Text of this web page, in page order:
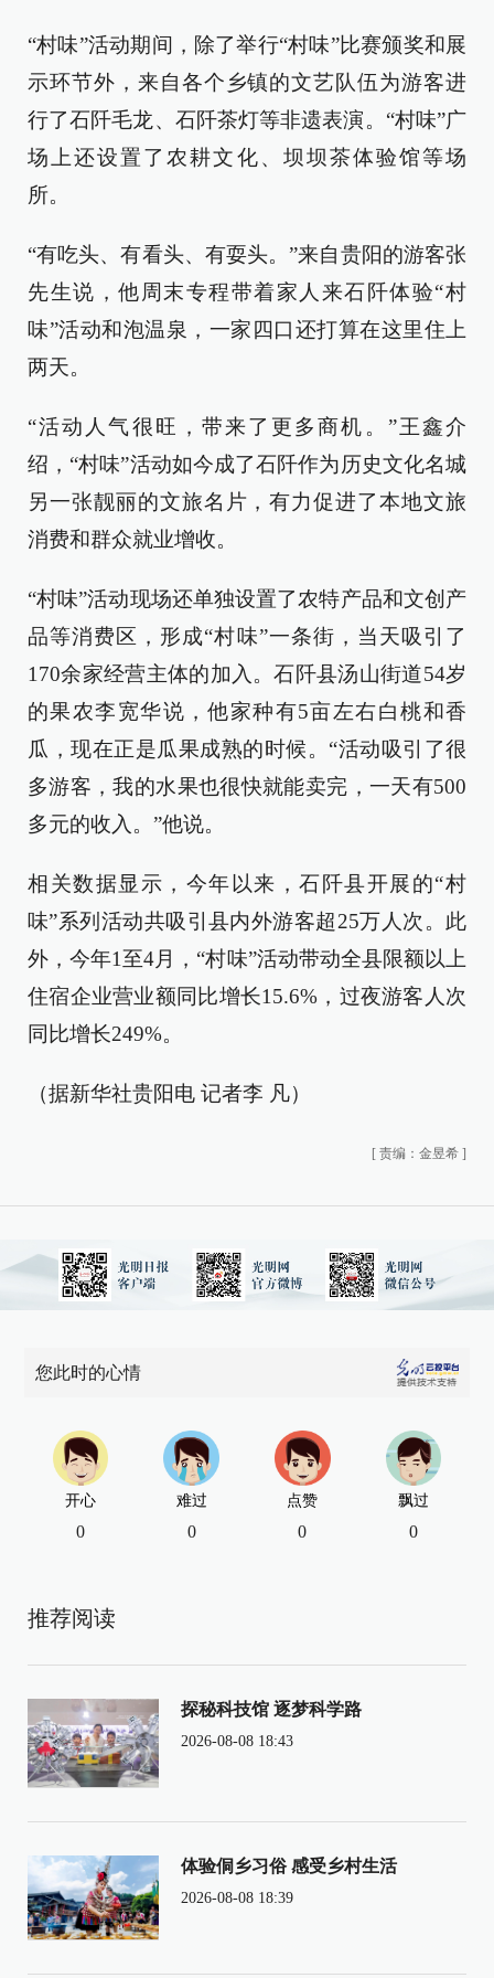
“村味”活动期间，除了举行“村味”比赛颁奖和展
示环节外，来自各个乡镇的文艺队伍为游客进
行了石阡毛龙、石阡茶灯等非遗表演。“村味”广
场上还设置了农耕文化、坝坝茶体验馆等场
所。
“有吃头、有看头、有耍头。”来自贵阳的游客张
先生说，他周末专程带着家人来石阡体验“村
味”活动和泡温泉，一家四口还打算在这里住上
两天。
“活动人气很旺，带来了更多商机。”王鑫介
绍，“村味”活动如今成了石阡作为历史文化名城
另一张靓丽的文旅名片，有力促进了本地文旅
消费和群众就业增收。
“村味”活动现场还单独设置了农特产品和文创产
品等消费区，形成“村味”一条街，当天吸引了
170余家经营主体的加入。石阡县汤山街道54岁
的果农李宽华说，他家种有5亩左右白桃和香
瓜，现在正是瓜果成熟的时候。“活动吸引了很
多游客，我的水果也很快就能卖完，一天有500
多元的收入。”他说。
相关数据显示，今年以来，石阡县开展的“村
味”系列活动共吸引县内外游客超25万人次。此
外，今年1至4月，“村味”活动带动全县限额以上
住宿企业营业额同比增长15.6%，过夜游客人次
同比增长249%。
（据新华社贵阳电 记者李 凡）
[ 责编：金昱希 ]
您此时的心情
开心
0
难过
0
点赞
0
飘过
0
推荐阅读
探秘科技馆 逐梦科学路
2026-08-08 18:43
体验侗乡习俗 感受乡村生活
2026-08-08 18:39